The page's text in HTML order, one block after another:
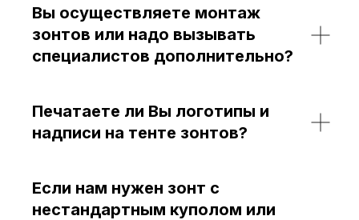
Вы осуществляете монтаж
зонтов или надо вызывать
специалистов дополнительно?
Печатаете ли Вы логотипы и
надписи на тенте зонтов?
Если нам нужен зонт с
нестандартным куполом или